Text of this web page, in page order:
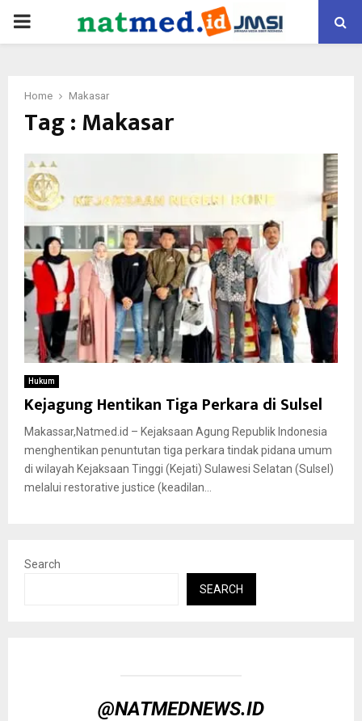
PRIMARY
Home Makasar
Tag : Makasar
Hukum
Kejagung Hentikan Tiga Perkara di Sulsel
Makassar,Natmed.id – Kejaksaan Agung Republik Indonesia
menghentikan penuntutan tiga perkara tindak pidana umum
di wilayah Kejaksaan Tinggi (Kejati) Sulawesi Selatan (Sulsel)
melalui restorative justice (keadilan...
Search
SEARCH
@NATMEDNEWS.ID